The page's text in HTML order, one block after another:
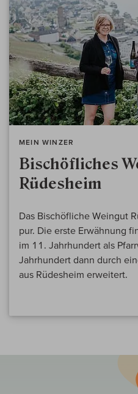
MEIN WINZER
Bischöfliches
Rüdesheim
Das Bischöfliche Weingut
pur. Die erste Erwähnung
im 11. Jahrhundert als
Jahrhundert dann durch
aus Rüdesheim erweitert.